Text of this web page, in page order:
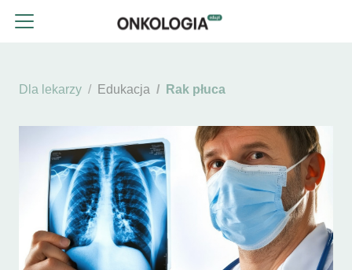
Dla lekarzy Edukacja Rak płuca